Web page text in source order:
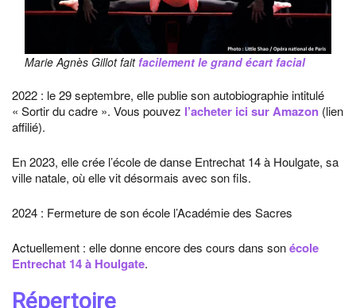
Marie Agnès Gillot fait facilement le grand écart facial
2022 : le 29 septembre, elle publie son autobiographie intitulé
« Sortir du cadre ». Vous pouvez l’acheter ici sur Amazon (lien
affilié).
En 2023, elle crée l’école de danse Entrechat 14 à Houlgate, sa
ville natale, où elle vit désormais avec son fils.
2024 : Fermeture de son école l’Académie des Sacres
Actuellement : elle donne encore des cours dans sonécole
Entrechat 14 à Houlgate.
Répertoire